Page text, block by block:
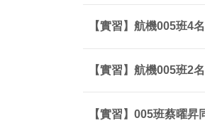
【實習】航機005班4
【實習】航機005班2
【實習】005班蔡曜